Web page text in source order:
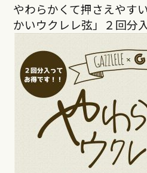
やわらかくて押さえやす
かいウクレレ弦」２回分